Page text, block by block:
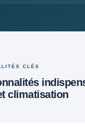
CLÉS
climatisation